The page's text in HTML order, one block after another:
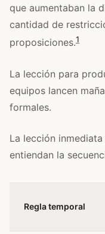
que aumentaban la
cantidad de
proposiciones.1
La lección para
equipos lancen
formales.
La lección
entiendan la
Regla temporal